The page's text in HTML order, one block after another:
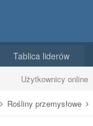
Użytkownicy online
Tablica liderów
Rośliny przemysłowe